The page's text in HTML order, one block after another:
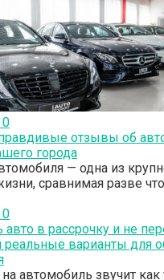
0
правдивые отзывы об
города
— одна из
сравнимая разве
0
авто в рассрочку и не
реальные варианты для
на автомобиль звучит